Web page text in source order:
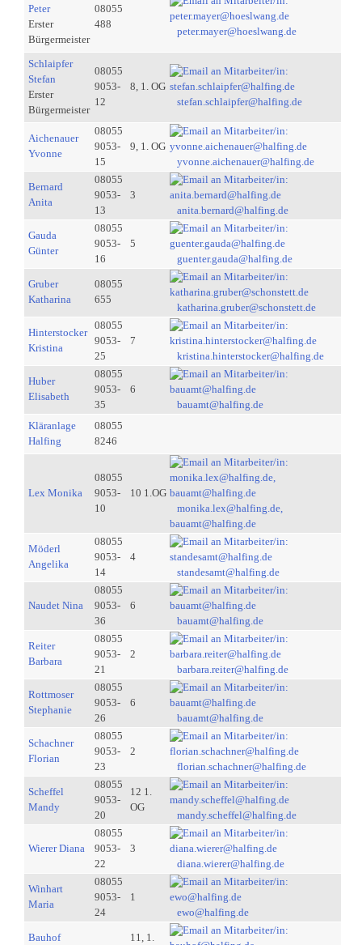
Peter
Erster
Bürgermeister
08055
488
peter.mayer@hoeslwang.de
Schlaipfer
Stefan
Erster
Bürgermeister
08055
9053-
12
8, 1. OG
stefan.schlaipfer@halfing.de
Aichenauer
Yvonne
08055
9053-
15
9, 1. OG
yvonne.aichenauer@halfing.de
Bernard
Anita
08055
9053-
13
3
anita.bernard@halfing.de
Gauda
Günter
08055
9053-
16
5
guenter.gauda@halfing.de
Gruber
Katharina
08055
655
katharina.gruber@schonstett.de
Hinterstocker
Kristina
08055
9053-
25
7
kristina.hinterstocker@halfing.de
Huber
Elisabeth
08055
9053-
35
6
bauamt@halfing.de
Kläranlage
Halfing
08055
8246
Lex Monika
08055
9053-
10
10 1.OG
monika.lex@halfing.de,
bauamt@halfing.de
Möderl
Angelika
08055
9053-
14
4
standesamt@halfing.de
Naudet Nina
08055
9053-
36
6
bauamt@halfing.de
Reiter
Barbara
08055
9053-
21
2
barbara.reiter@halfing.de
Rottmoser
Stephanie
08055
9053-
26
6
bauamt@halfing.de
Schachner
Florian
08055
9053-
23
2
florian.schachner@halfing.de
Scheffel
Mandy
08055
9053-
20
12 1.
OG
mandy.scheffel@halfing.de
Wierer Diana
08055
9053-
22
3
diana.wierer@halfing.de
Winhart
Maria
08055
9053-
24
1
ewo@halfing.de
Bauhof
11, 1.